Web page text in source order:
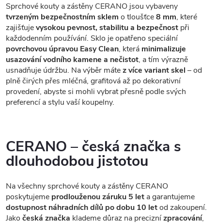
Sprchové kouty a zástěny CERANO jsou vybaveny
tvrzeným bezpečnostním sklem o tloušťce8 mm, které
zajišťujevysokou pevnost, stabilitu a bezpečnost při
každodenním používání. Sklo je opatřeno speciální
povrchovou úpravou Easy Clean, která minimalizuje
usazování vodního kamene a nečistot, a tím výrazně
usnadňuje údržbu. Na výběr mátez více variant skel – od
plně čirých přes mléčná, grafitová až po dekorativní
provedení, abyste si mohli vybrat přesně podle svých
preferencí a stylu vaší koupelny.
CERANO – česká značka s
dlouhodobou jistotou
Na všechny sprchové kouty a zástěny CERANO
poskytujeme prodlouženou záruku 5 let a garantujeme
dostupnost náhradních dílů po dobu 10 letod zakoupení.
Jako česká značka klademe důraz na preciznízpracování,